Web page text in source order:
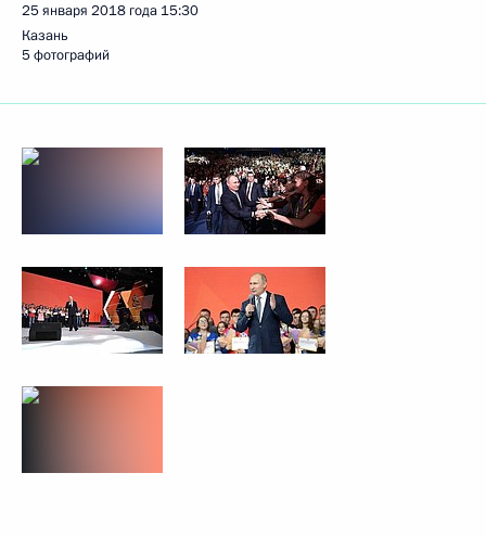
25 января 2018 года 15:30
Казань
5 фотографий